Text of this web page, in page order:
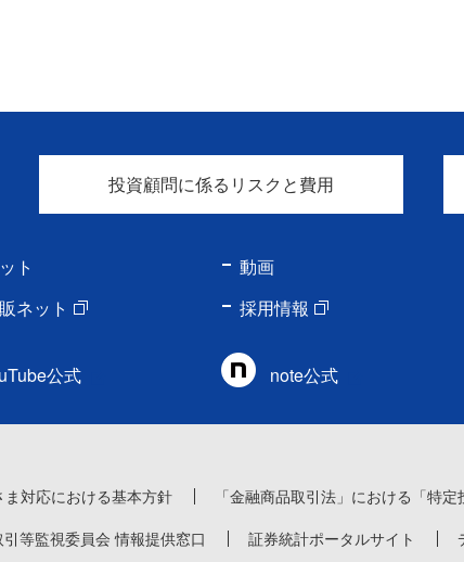
投資顧問に係るリスクと費用
ト 動画
ネット 採用情報
公式 note公式
ま対応における基本方針
「金融商品取引法」における「特
等監視委員会 情報提供窓口 証券統計ポータルサイト